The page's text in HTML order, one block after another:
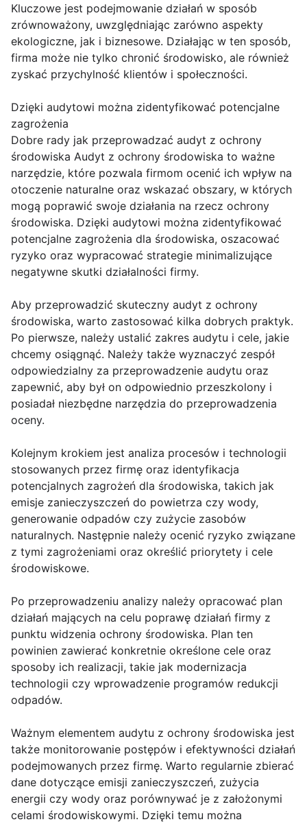
Kluczowe jest podejmowanie działań w sposób
zrównoważony, uwzględniając zarówno aspekty
ekologiczne, jak i biznesowe. Działając w ten sposób,
firma może nie tylko chronić środowisko, ale również
zyskać przychylność klientów i społeczności.
Dzięki audytowi można zidentyfikować potencjalne
zagrożenia
Dobre rady jak przeprowadzać audyt z ochrony
środowiska Audyt z ochrony środowiska to ważne
narzędzie, które pozwala firmom ocenić ich wpływ na
otoczenie naturalne oraz wskazać obszary, w których
mogą poprawić swoje działania na rzecz ochrony
środowiska. Dzięki audytowi można zidentyfikować
potencjalne zagrożenia dla środowiska, oszacować
ryzyko oraz wypracować strategie minimalizujące
negatywne skutki działalności firmy.
Aby przeprowadzić skuteczny audyt z ochrony
środowiska, warto zastosować kilka dobrych praktyk.
Po pierwsze, należy ustalić zakres audytu i cele, jakie
chcemy osiągnąć. Należy także wyznaczyć zespół
odpowiedzialny za przeprowadzenie audytu oraz
zapewnić, aby był on odpowiednio przeszkolony i
posiadał niezbędne narzędzia do przeprowadzenia
oceny.
Kolejnym krokiem jest analiza procesów i technologii
stosowanych przez firmę oraz identyfikacja
potencjalnych zagrożeń dla środowiska, takich jak
emisje zanieczyszczeń do powietrza czy wody,
generowanie odpadów czy zużycie zasobów
naturalnych. Następnie należy ocenić ryzyko związane
z tymi zagrożeniami oraz określić priorytety i cele
środowiskowe.
Po przeprowadzeniu analizy należy opracować plan
działań mających na celu poprawę działań firmy z
punktu widzenia ochrony środowiska. Plan ten
powinien zawierać konkretnie określone cele oraz
sposoby ich realizacji, takie jak modernizacja
technologii czy wprowadzenie programów redukcji
odpadów.
Ważnym elementem audytu z ochrony środowiska jest
także monitorowanie postępów i efektywności działań
podejmowanych przez firmę. Warto regularnie zbierać
dane dotyczące emisji zanieczyszczeń, zużycia
energii czy wody oraz porównywać je z założonymi
celami środowiskowymi. Dzięki temu można